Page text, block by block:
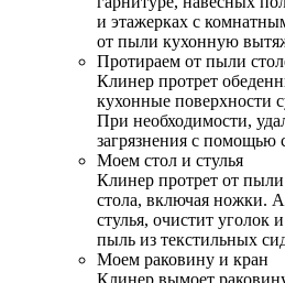
и этажерках с
от пыли кухонную
Протираем от пыли
Клинер протрет
кухонные поверхности
При необходимости,
загрязнения с помощью
Моем стол и стулья
Клинер протрет от
стола, включая ножки.
стулья, очистит уголок
пыль из текстильных
Моем раковину и кран
Клинер вымоет